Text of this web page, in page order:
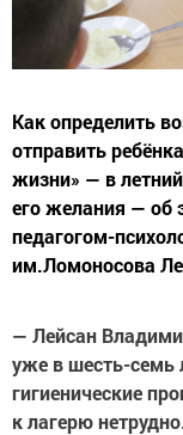
Как определить
отправить
жизни» — в
его желания — об
педагогом-
им.Ломоносова
— Лейсан
уже в шесть-семь
гигиенические
к лагерю